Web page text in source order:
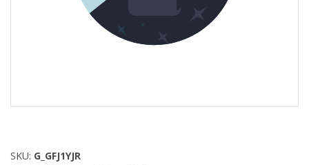
SKU: G_GFJ1YJR